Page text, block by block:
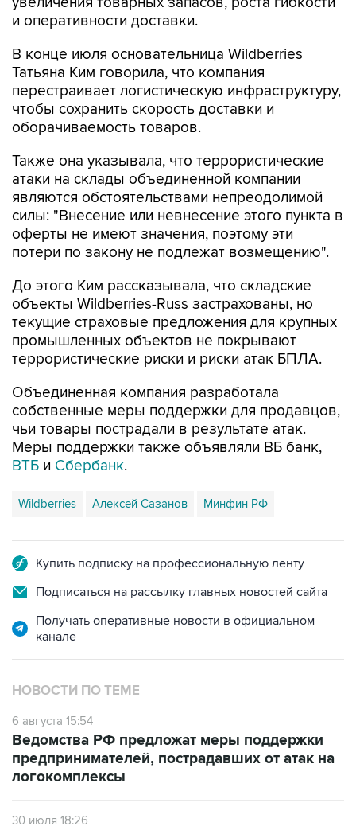
и оперативности доставки.
В конце июля основательница Wildberries
Татьяна Ким говорила, что компания
перестраивает логистическую инфраструктуру,
чтобы сохранить скорость доставки и
оборачиваемость товаров.
Также она указывала, что террористические
атаки на склады объединенной компании
являются обстоятельствами непреодолимой
силы: "Внесение или невнесение этого пункта в
оферты не имеют значения, поэтому эти
потери по закону не подлежат возмещению".
До этого Ким рассказывала, что складские
объекты Wildberries-Russ застрахованы, но
текущие страховые предложения для крупных
промышленных объектов не покрывают
террористические риски и риски атак БПЛА.
Объединенная компания разработала
собственные меры поддержки для продавцов,
чьи товары пострадали в результате атак.
Меры поддержки также объявляли ВБ банк,
ВТБ и Сбербанк.
Wildberries Алексей Сазанов Минфин РФ
Купить подписку на профессиональную ленту
Подписаться на рассылку главных новостей сайта
Получать оперативные новости в официальном
канале
НОВОСТИ ПО ТЕМЕ
6 августа 15:54
Ведомства РФ предложат меры поддержки
предпринимателей, пострадавших от атак на
логокомплексы
30 июля 18:26